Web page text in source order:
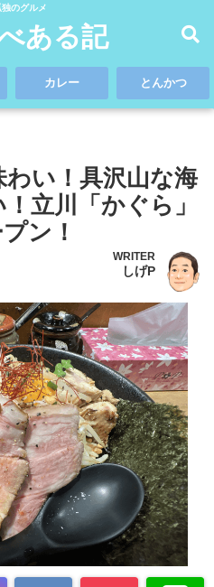
のグルメ
ある記
カレー とんかつ
い！具沢山な海
立川「かぐら」
ン！
WRITER
しげP